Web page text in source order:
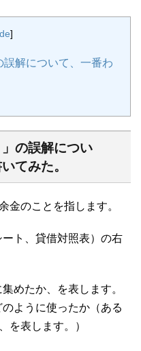
]
誤解について、一番わ
」の誤解につい
てみた。
金のことを指します。
ト、貸借対照表）の右
めたか、を表します。
ように使ったか（ある
を表します。）